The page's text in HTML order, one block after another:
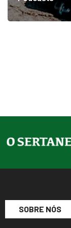
SOBRE NÓS